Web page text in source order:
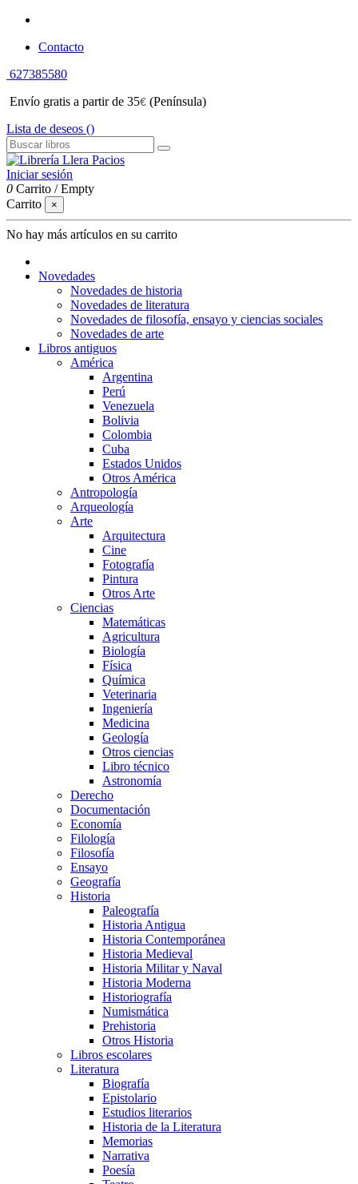
Contacto
627385580
Envío gratis a partir de 35€ (Península)
Lista de deseos ()
Iniciar sesión
0 Carrito /Empty
Carrito
×
No hay más artículos en su carrito
Novedades
Novedades de historia
Novedades de literatura
Novedades de filosofía, ensayo y ciencias sociales
Novedades de arte
Libros antiguos
América
Argentina
Perú
Venezuela
Bolivia
Colombia
Cuba
Estados Unidos
Otros América
Antropología
Arqueología
Arte
Arquitectura
Cine
Fotografía
Pintura
Otros Arte
Ciencias
Matemáticas
Agricultura
Biología
Física
Química
Veterinaria
Ingeniería
Medicina
Geología
Otros ciencias
Libro técnico
Astronomía
Derecho
Documentación
Economía
Filología
Filosofía
Ensayo
Geografía
Historia
Paleografía
Historia Antigua
Historia Contemporánea
Historia Medieval
Historia Militar y Naval
Historia Moderna
Historiografía
Numismática
Prehistoria
Otros Historia
Libros escolares
Literatura
Biografía
Epistolario
Estudios literarios
Historia de la Literatura
Memorias
Narrativa
Poesía